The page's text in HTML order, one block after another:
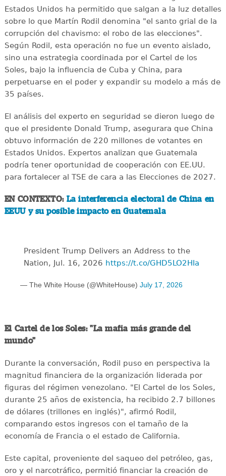
Estados Unidos ha permitido que salgan a la luz detalles
sobre lo que Martín Rodil denomina "el santo grial de la
corrupción del chavismo: el robo de las elecciones".
Según Rodil, esta operación no fue un evento aislado,
sino una estrategia coordinada por el Cartel de los
Soles, bajo la influencia de Cuba y China, para
perpetuarse en el poder y expandir su modelo a más de
35 países.
El análisis del experto en seguridad se dieron luego de
que el presidente Donald Trump, asegurara que China
obtuvo información de 220 millones de votantes en
Estados Unidos. Expertos analizan que Guatemala
podría tener oportunidad de cooperación con EE.UU.
para fortalecer al TSE de cara a las Elecciones de 2027.
EN CONTEXTO:La interferencia electoral de China en
EEUU y su posible impacto en Guatemala
President Trump Delivers an Address to the
Nation, Jul. 16, 2026 https://t.co/GHD5LO2HIa
— The White House (@WhiteHouse) July 17, 2026
El Cartel de los Soles: "La mafia más grande del
mundo"
Durante la conversación, Rodil puso en perspectiva la
magnitud financiera de la organización liderada por
figuras del régimen venezolano. "El Cartel de los Soles,
durante 25 años de existencia, ha recibido 2.7 billones
de dólares (trillones en inglés)", afirmó Rodil,
comparando estos ingresos con el tamaño de la
economía de Francia o el estado de California.
Este capital, proveniente del saqueo del petróleo, gas,
oro y el narcotráfico, permitió financiar la creación de